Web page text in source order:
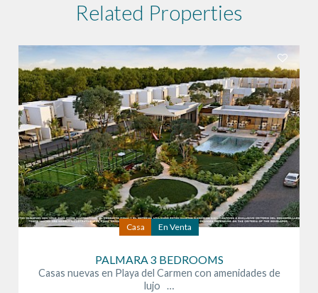
Related Properties
Casa En Venta
PALMARA 3 BEDROOMS
Casas nuevas en Playa del Carmen con amenidades de
lujo …